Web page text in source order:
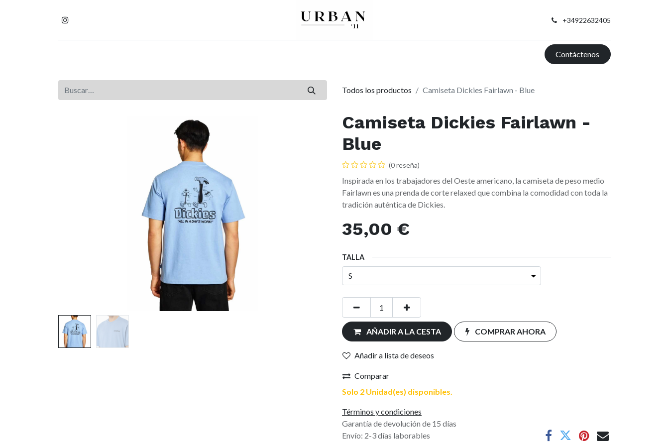
+34922632405
Contáctenos
Todos los productos Camiseta Dickies Fairlawn - Blue
Camiseta Dickies Fairlawn -
Blue
(0 reseña)
Inspirada en los trabajadores del Oeste americano, la camiseta de peso medio
Fairlawn es una prenda de corte relaxed que combina la comodidad con toda la
tradición auténtica de Dickies.
35,00 €
TALLA
AÑADIR A LA CESTA COMPRAR AHORA
Añadir a lista de deseos
Comparar
Solo 2 Unidad(es) disponibles.
Términos y condiciones
Garantía de devolución de 15 días
Envío: 2-3 días laborables